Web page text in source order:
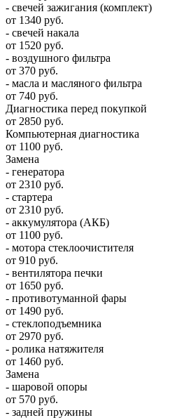
- свечей зажигания (комплект)
от 1340 руб.
- свечей накала
от 1520 руб.
- воздушного фильтра
от 370 руб.
- масла и масляного фильтра
от 740 руб.
Диагностика перед покупкой
от 2850 руб.
Компьютерная диагностика
от 1100 руб.
Замена
- генератора
от 2310 руб.
- стартера
от 2310 руб.
- аккумулятора (АКБ)
от 1100 руб.
- мотора стеклоочистителя
от 910 руб.
- вентилятора печки
от 1650 руб.
- противотуманной фары
от 1490 руб.
- стеклоподъемника
от 2970 руб.
- ролика натяжителя
от 1460 руб.
Замена
- шаровой опоры
от 570 руб.
- задней пружины